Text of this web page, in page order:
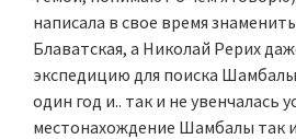
написала в свое время
Блаватская, а Николай Рерих
экспедицию для поиска
один год и.. так и не увенчалась
местонахождение Шамбалы так и